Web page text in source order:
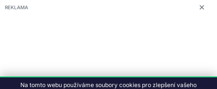
O nás
© 2026 EV Magazin.Podmínky a ochrana dat.
REKLAMA ✕
Na tomto webu používáme soubory cookies pro zlepšení vašeho